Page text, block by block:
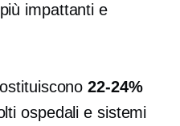
impattanti e
22-24%
ospedali e sistemi